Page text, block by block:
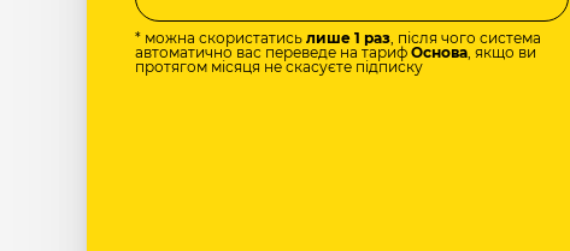
* можна скористатись лише 1 раз, після чого система
автоматично вас переведе на тариф Основа, якщо ви
протягом місяця не скасуєте підписку